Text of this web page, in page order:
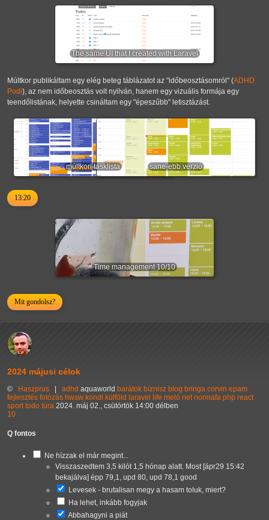
The same UI that I created with Laravel
Múltkor publikáltam egy elég beteg táblázatot az "időbeosztásomról" (ADHD
Podi), az nem időbeosztás volt nyilván, hanem egy vizuális formája egy
teendőlistának, helyette csináltam egy "épeszűbb" letisztázást.
múltkori tasklista sane-ebb verzió
13:20
Time management 10/10
Mit gondolsz?
2024 májusi célok
© Haszprus | adhd aquaworld barátok biznisz blog bringa corvin epam
fejlesztés fotózás hwsw kondi külföld laravel life meló net normafa php react
sport todo túra 2024. máj 02., csütörtök 14:00 délben
10
Q fontos
Ne hízzak el már megint...
Visszaszedtem 3,5 kilót 1,5 hónap alatt. Most [ápr29 15:42
bekajálva] épp 79,1, upd 80, upd 78,1 good
Levesek - brutalisan megy a hasam toluk, miert?
Ha lehet, inkább fogyjak
Abbahagyni a piát